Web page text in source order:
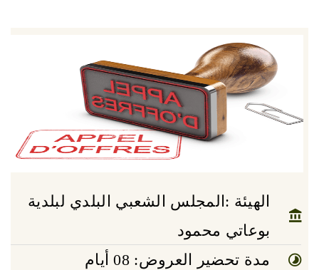
الهيئة :المجلس الشعبي البلدي لبلدية
بوعاتي محمود
مدة تحضير العروض: 08 أيام